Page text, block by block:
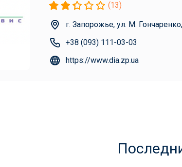
(13)
г. Запорожье, ул. М.
+38 (093) 111-03-03
https://www.dia.zp.ua